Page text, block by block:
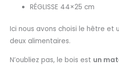
RÉGLISSE 44×25 cm
Ici nous avons choisi le hêtre et
deux alimentaires.
N’oubliez pas, le bois est un